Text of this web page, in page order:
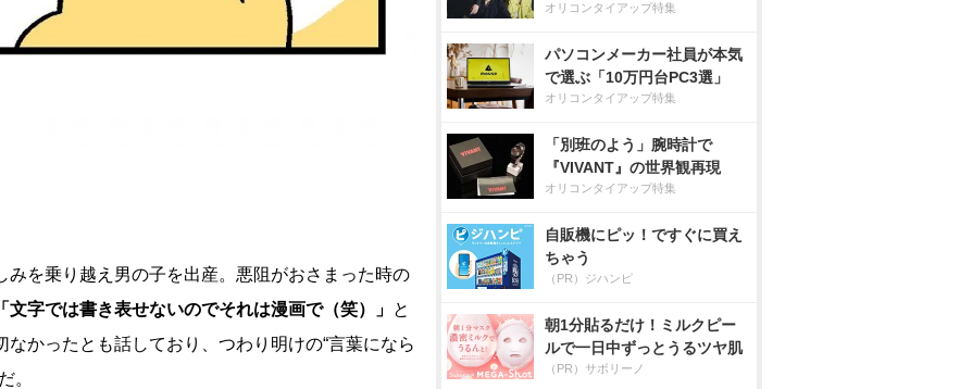
を乗り越え男の子を出産。悪阻がおさまった時の
「文字では書き表せないのでそれは漫画で（笑）」 と
かったとも話しており、つわり明けの“言葉になら
。
オリコンタイアップ特集
パソコンメーカー社員が本気
で選ぶ「10万円台PC3選」
オリコンタイアップ特集
「別班のよう」腕時計で
『VIVANT』の世界観再現
オリコンタイアップ特集
自販機にピッ！ですぐに買え
ちゃう
（PR）ジハンピ
朝1分貼るだけ！ミルクピー
ルで一日中ずっとうるツヤ肌
（PR）サボリーノ